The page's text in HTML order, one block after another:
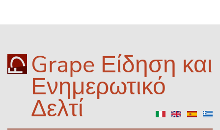
Grape Είδηση και
Ενημερωτικό
Δελτί